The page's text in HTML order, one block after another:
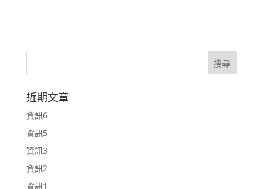
近期文章
資訊6
資訊5
資訊3
資訊2
資訊1